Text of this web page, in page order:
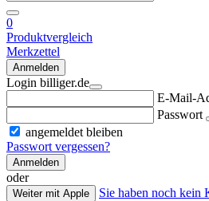
0
Produktvergleich
Merkzettel
Anmelden
Login billiger.de
E-Mail-
Passwort
angemeldet bleiben
Passwort vergessen?
Anmelden
oder
Weiter mit Apple
Sie haben noch kein